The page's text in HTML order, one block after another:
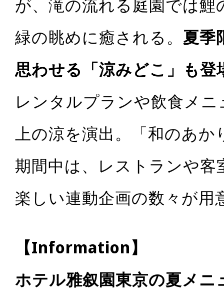
が、滝の流れる庭園では
緑の眺めに癒される。 夏季
思わせる「涼みどこ」も登
レンタルプランや飲食メ
上の涼を演出。「和のあか
期間中は、レストランや客
楽しい連動企画の数々が用
【Information】
ホテル雅叙園東京の夏メニ